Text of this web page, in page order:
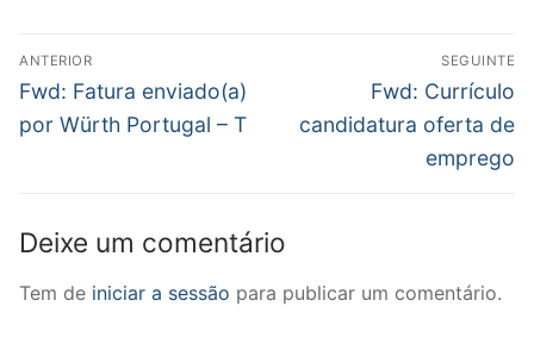
Navegação
de
artigos
ANTERIOR
Previous
post:
Fwd: Fatura enviado(a)
por Würth Portugal – T
SEGUINTE
Next
post:
Fwd: Currículo
candidatura oferta de
emprego
Deixe um comentário
Tem de iniciar a sessão para publicar um comentário.